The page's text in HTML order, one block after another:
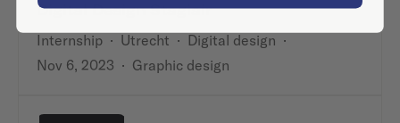
Digital Design Stagiair
Internship · Utrecht · Digital design ·
Nov 6, 2023 · Graphic design